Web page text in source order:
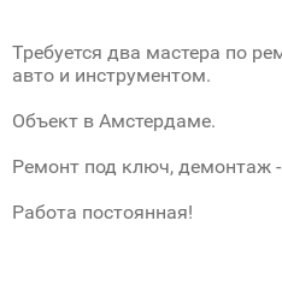
Требуется два мастера по
авто и инструментом.
Объект в Амстердаме.
Ремонт под ключ, демонтаж
Работа постоянная!